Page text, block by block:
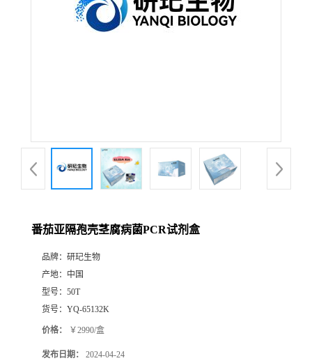
番茄亚隔孢壳茎腐病菌PCR试剂盒
品牌： 研玘生物
产地： 中国
型号： 50T
货号： YQ-65132K
价格： ￥2990/盒
发布日期： 2024-04-24